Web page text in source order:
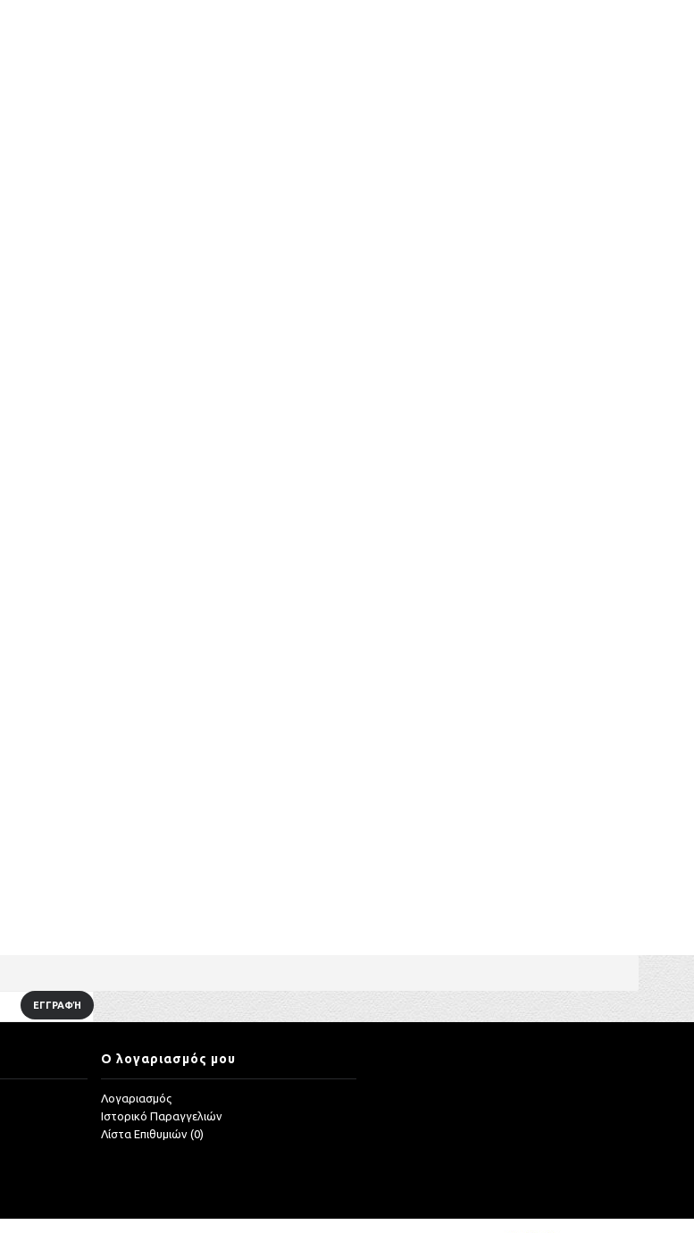
ΕΓΓΡΑΦΉ
Ο λογαριασμός μου
Λογαριασμός
Ιστορικό Παραγγελιών
Λίστα Επιθυμιών (0)